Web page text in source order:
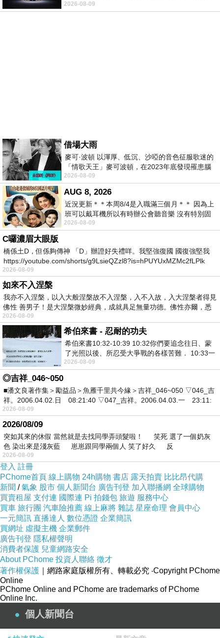
一經發布， 就引發了粉絲們對這次夏季回
2026-08-09
借場大雨
麥可·波頓 以渾厚、低沉、沙啞的音色征服歌迷的
「情歌天王」麥可波頓，在2023年底發現罹患腦
瘤「祈禱早日康復，一切都好」。
2026-08-09
AUG 8, 2026
近況更新＊＊本周8/4是入職滿三個月＊＊ 因為上
班可以戴耳機所以有時辦公會聽音樂 沒有特別固
定哪天但就是一周某一天會固定聽'90
2026-08-09
C囉濃眉大眼版
橋係土D，但係夠傳神 「D」辦證好失禮咩。我堅強復國 國復強堅我
https://youtube.com/shorts/g9LsieQZzl8?is=hPUYUxMZMc2fLPlk
2026-08-09
如來不入涅槃
我亦不入涅槃，以入大般涅槃故不入涅槃，入不入故，入大涅槃者得見
佛性 善男子！是大涅槃微妙經典，成就具足無量功德。佛性亦爾，悉
2026-08-09
希伯來書 - 忍耐的功夫
希伯來書10:32-10:39 10:32你們要追念往日、蒙
了光照以後、所忍受大爭戰的各樣苦難． 10:33一
面被毀謗、遭患難、成了戲景、叫眾人
2026-08-09
◎吉祥_046~050
■潘文良著作集＞勵益品＞魚雁千里共今緣＞吉祥_046~050 ▽046_吉
祥。2006.04.02.日 08:21:40 ▽047_吉祥。2006.04.03.一 23:11:
2026-08-09
2026/08/09
突如其來的休假 當然就是去找同學弄頭髮啦！ 笑死 選了一個奶灰
色 染出來是淺灰藍 崽崽跟同學兩個人 笑了好久 反
2026-08-09
登入 註冊
PChome首頁 線上購物 24h購物 書店 露天拍賣 比比昂代購
新聞 /氣象 股市 個人新聞台 廣告刊登 加入聯播網 全球購物
買賣租屋 支付連 國際連 Pi 拍錢包 旅遊 服務中心
買車 旅行團 汽車險推薦 線上麻將 雜誌 星座命理 會員中心
一元簡訊 直播達人 數位憑證 企業簡訊
買網址 虛擬主機 企業郵件
廣告刊登 隱私權聲明
消費者保護 兒童網路安全
About PChome 投資人聯絡 徵才
著作權保護 ｜網路家庭版權所有、轉載必究 ‧Copyright PChome
Online
PChome Online and PChome are trademarks of PChome
Online Inc.
個人新聞台